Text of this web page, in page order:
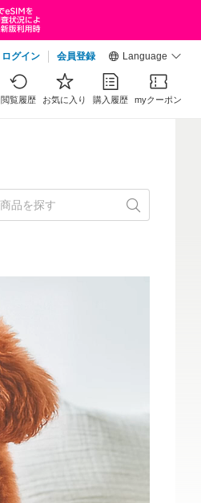
ログイン 会員登録 Language
閲覧履歴 お気に入り 購入履歴 myクーポン